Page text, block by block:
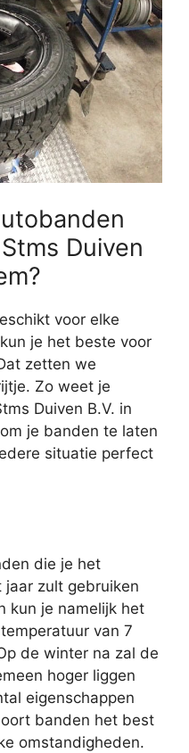
Duiven
voor elke
je het beste voor
zetten we
Zo weet je
Duiven B.V. in
je banden te laten
situatie perfect
die je het
zult gebruiken
kun je namelijk het
van 7
de winter na zal de
hoger liggen
eigenschappen
banden het best
omstandigheden.